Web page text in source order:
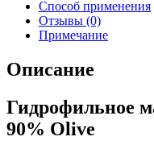
Способ применения
Отзывы (0)
Примечание
Описание
Гидрофильное
90% Olive